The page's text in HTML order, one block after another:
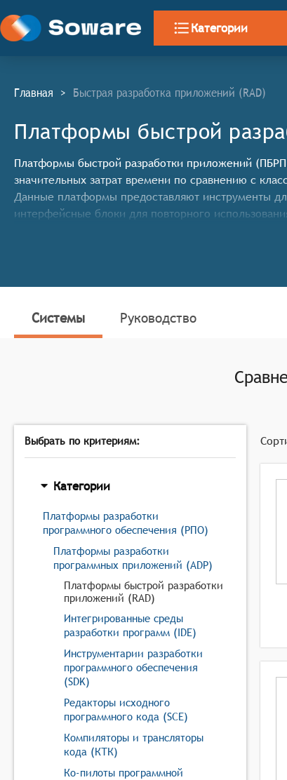
Категории
Главная > Быстрая разработка приложений (RAD)
Платформы быстрой
Платформы быстрой разработки приложений
значительных затрат времени по сравнению с
Данные платформы предоставляют инструменты
интерфейсные блоки для повторного
Классификатор программных продуктов Соваре
соответствовать программная платформа для
кратчайшие сроки.
Наличие обширной библиотеки
Системы Руководство
Выбрать по критериям:
Категории
Платформы разработки
программного обеспечения (РПО)
Платформы разработки
программных приложений (ADP)
Платформы быстрой разработки
приложений (RAD)
Интегрированные среды
разработки программ (IDE)
Инструментарии разработки
программного обеспечения
(SDK)
Редакторы исходного
программного кода (SCE)
Компиляторы и трансляторы
кода (КТК)
Ко-пилоты программной